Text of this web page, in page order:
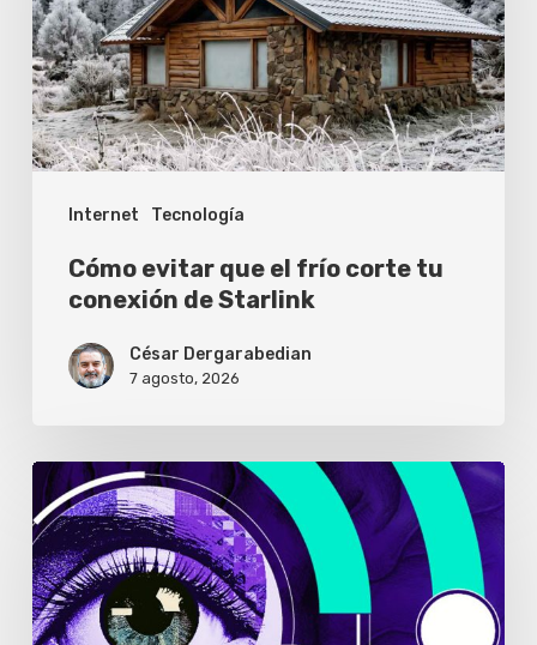
Internet Tecnología
frío
corte
tu
conexión
de
Starlink
Cómo evitar que el frío corte tu
conexión de Starlink
César Dergarabedian
7 agosto, 2026
Solo
el
1%
de
los